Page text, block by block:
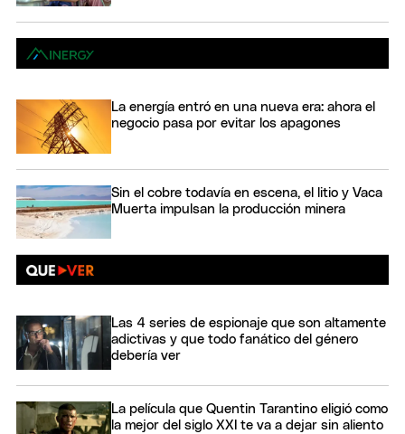
La energía entró en una nueva era: ahora el
negocio pasa por evitar los apagones
Sin el cobre todavía en escena, el litio y Vaca
Muerta impulsan la producción minera
Las 4 series de espionaje que son altamente
adictivas y que todo fanático del género
debería ver
La película que Quentin Tarantino eligió como
la mejor del siglo XXI te va a dejar sin aliento